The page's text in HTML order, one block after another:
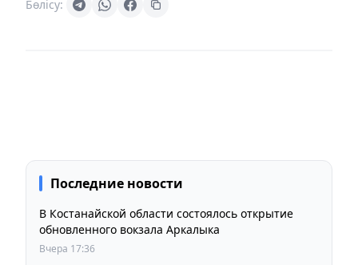
Бөлісу:
Последние новости
В Костанайской области состоялось открытие
обновленного вокзала Аркалыка
Вчера 17:36